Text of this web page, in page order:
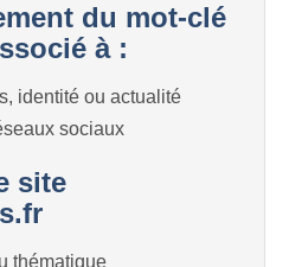
du mot-clé
à :
identité ou actualité
sociaux
site
thématique